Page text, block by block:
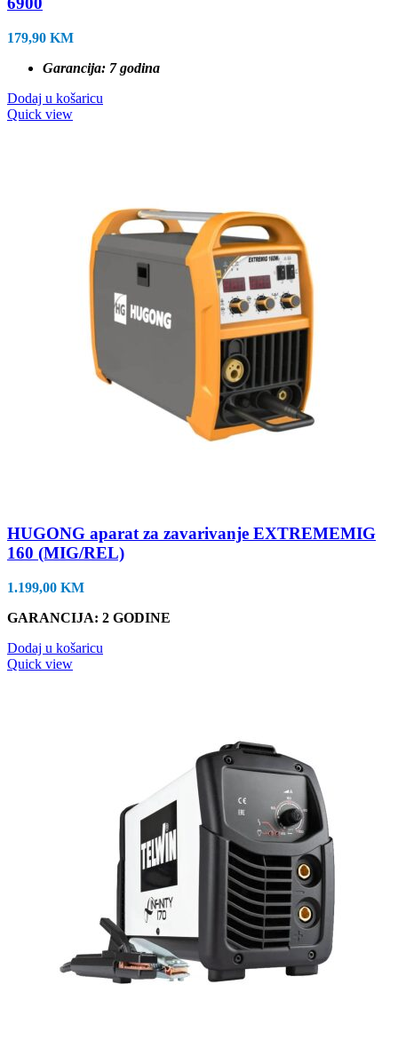
179,90 KM
Garancija: 7 godina
Dodaj u košaricu
Quick view
HUGONG aparat za zavarivanje EXTREMEMIG
160 (MIG/REL)
1.199,00 KM
GARANCIJA: 2 GODINE
Dodaj u košaricu
Quick view